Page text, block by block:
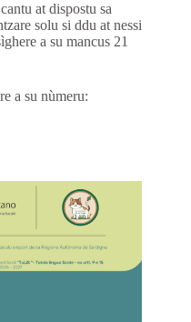
at dispostu sa
solu si ddu at nessi
a su mancus 21
a su nùmeru: